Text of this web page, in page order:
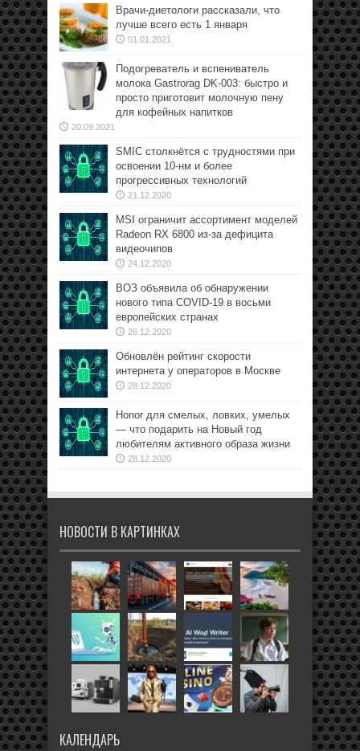
Врачи-диетологи рассказали, что
лучше всего есть 1 января
01.01.2021
Подогреватель и вспениватель
молока Gastrorag DK-003: быстро и
просто приготовит молочную пену
для кофейных напитков
20.09.2021
SMIC столкнётся с трудностями при
освоении 10-нм и более
прогрессивных технологий
21.12.2020
MSI ограничит ассортимент моделей
Radeon RX 6800 из-за дефицита
видеочипов
24.12.2020
ВОЗ объявила об обнаружении
нового типа COVID-19 в восьми
европейских странах
26.12.2020
Обновлён рейтинг скорости
интернета у операторов в Москве
28.12.2020
Honor для смелых, ловких, умелых
— что подарить на Новый год
любителям активного образа жизни
28.12.2020
НОВОСТИ В КАРТИНКАХ
КАЛЕНДАРЬ